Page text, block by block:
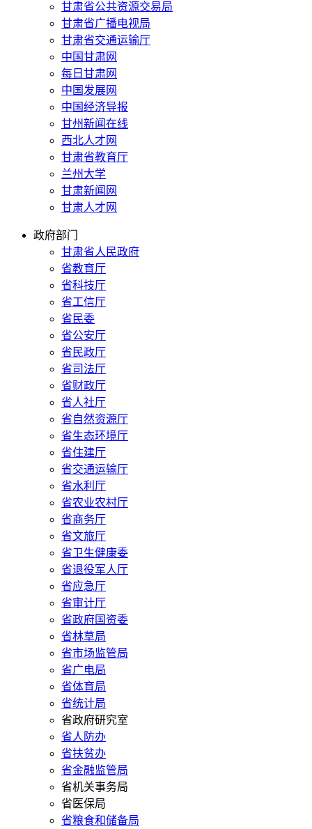
甘肃省公共资源交易局
甘肃省广播电视局
甘肃省交通运输厅
中国甘肃网
每日甘肃网
中国发展网
中国经济导报
甘州新闻在线
西北人才网
甘肃省教育厅
兰州大学
甘肃新闻网
甘肃人才网
政府部门
甘肃省人民政府
省教育厅
省科技厅
省工信厅
省民委
省公安厅
省民政厅
省司法厅
省财政厅
省人社厅
省自然资源厅
省生态环境厅
省住建厅
省交通运输厅
省水利厅
省农业农村厅
省商务厅
省文旅厅
省卫生健康委
省退役军人厅
省应急厅
省审计厅
省政府国资委
省林草局
省市场监管局
省广电局
省体育局
省统计局
省政府研究室
省人防办
省扶贫办
省金融监管局
省机关事务局
省医保局
省粮食和储备局